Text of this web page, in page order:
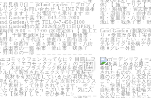
land_garden
15 0